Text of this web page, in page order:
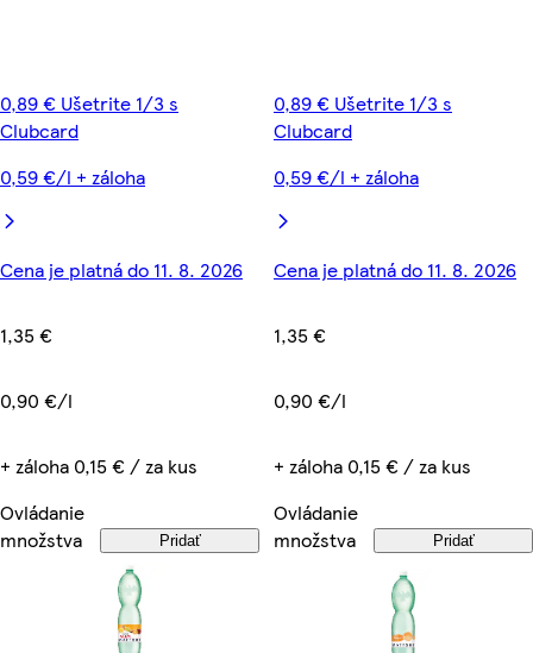
0,89 € Ušetrite 1/3 s
Clubcard
0,59 €/l + záloha
Cena je platná do 11. 8. 2026
1,35 €
0,90 €/l
+ záloha 0,15 € / za kus
Ovládanie
množstva
Pridať
0,89 € Ušetrite 1/3 s
Clubcard
0,59 €/l + záloha
Cena je platná do 11. 8. 2026
1,35 €
0,90 €/l
+ záloha 0,15 € / za kus
Ovládanie
množstva
Pridať